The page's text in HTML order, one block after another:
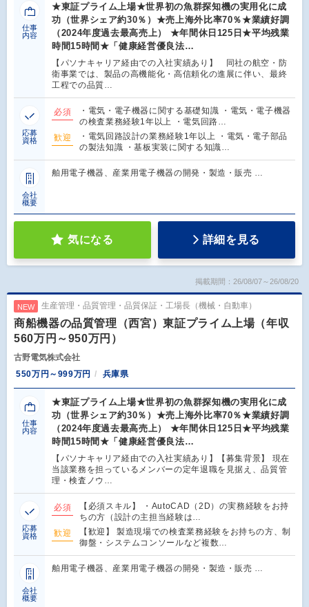
仕事
内容
★東証プライム上場★世界初の魚群探知機の実用化に成
功（世界シェア約30％）★売上海外比率70％★業績好調
（2024年度過去最高売上） ★年間休日125日★平均残業
時間15時間★「健康経営優良法…
【パソナキャリア経由での入社実績あり】 同社の航空・防
衛事業では、製品の高機能化・高信頼化の進展に伴い、最終
工程での品質…
応募
資格
必須
・電気・電子機器に関する基礎知識 ・電気・電子機器
の検査業務経験1年以上 ・電気回路…
歓迎
・電気回路設計の業務経験1年以上 ・電気・電子部品
の製法知識 ・基板実装に関する知識…
会社
概要
舶用電子機器、産業用電子機器の開発・製造・販売 …
気になる 詳細を見る
掲載期間：26/08/07～26/08/20
NEW 生産管理・品質管理・品質保証・工場長（機械・自動車）
商船機器の品質管理（西宮）東証プライム上場（年収
560万円～950万円）
古野電気株式会社
550万円～999万円
兵庫県
仕事
内容
★東証プライム上場★世界初の魚群探知機の実用化に成
功（世界シェア約30％）★売上海外比率70％★業績好調
（2024年度過去最高売上） ★年間休日125日★平均残業
時間15時間★「健康経営優良法…
【パソナキャリア経由での入社実績あり】【募集背景】 現在
当該業務を担っているメンバーの定年退職を見据え、品質管
理・検査ノウ…
応募
資格
必須
【必須スキル】 ・AutoCAD（2D）の実務経験をお持
ちの方（設計の主担当経験は…
歓迎
【歓迎】 製造現場での検査業務経験をお持ちの方、制
御盤・システムコンソールなど複数…
会社
概要
舶用電子機器、産業用電子機器の開発・製造・販売 …